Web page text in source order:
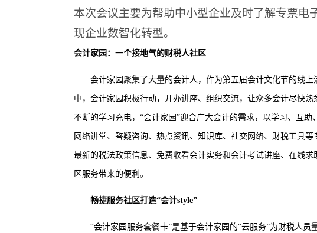
本次会议主要为帮助中小型企业及时了解专票
现企业数智化转型。
会计家园：一个接地气的财税人社区
会计家园聚集了大量的会计人，作为第五届会计文化节的线
中，会计家园积极行动，开办讲座、组织交流，让众多会计尽快
不断的学习充电，“会计家园”迎合广大会计的需求，以学习、互
网络讲堂、答疑咨询、热点资讯、知识库、社交网络、财税工具
最新的税法政策信息、免费收看会计实务和会计考试讲座、在线
区服务带来的便利。
畅捷服务社区打造“会计style”
“会计家园服务套餐卡”是基于会计家园的“云服务”为财税人